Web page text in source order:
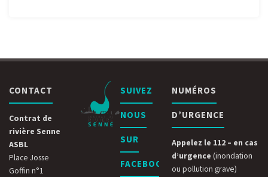
CONTACT
Contrat de
rivière Senne
ASBL
Place Josse
Goffin n°1
SUIVEZ
NOUS
SUR
FACEBOOK
NUMÉROS
D’URGENCE
Appelez le 112 – en cas
d’urgence (inondation
ou pollution grave)